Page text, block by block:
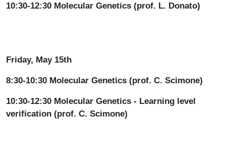
10:30-12:30 Molecular Genetics (prof. L. Donato)
Friday, May 15th
8:30-10:30 Molecular Genetics (prof. C. Scimone)
10:30-12:30 Molecular Genetics - Learning level
verification (prof. C. Scimone)